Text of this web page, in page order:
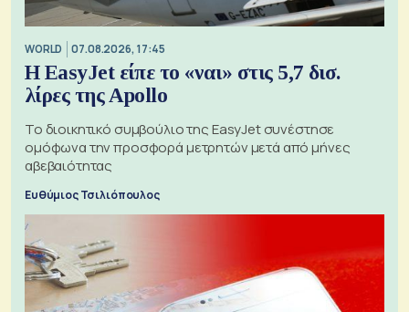
WORLD 07.08.2026, 17:45
Η EasyJet είπε το «ναι» στις 5,7 δισ.
λίρες της Apollo
Το διοικητικό συμβούλιο της EasyJet συνέστησε
ομόφωνα την προσφορά μετρητών μετά από μήνες
αβεβαιότητας
Ευθύμιος Τσιλιόπουλος